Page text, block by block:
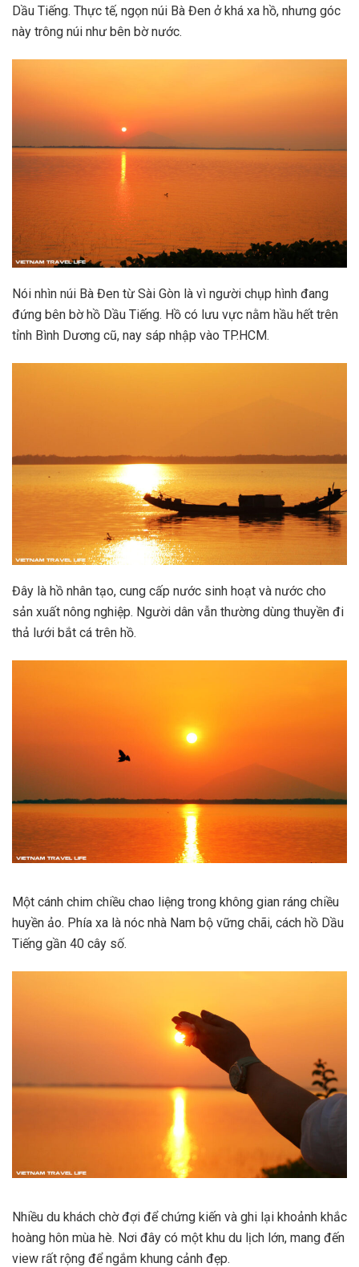
Dầu Tiếng. Thực tế, ngọn núi Bà Đen ở khá xa hồ, nhưng góc
này trông núi như bên bờ nước.
Nói nhìn núi Bà Đen từ Sài Gòn là vì người chụp hình đang
đứng bên bờ hồ Dầu Tiếng. Hồ có lưu vực nằm hầu hết trên
tỉnh Bình Dương cũ, nay sáp nhập vào TP.HCM.
Đây là hồ nhân tạo, cung cấp nước sinh hoạt và nước cho
sản xuất nông nghiệp. Người dân vẫn thường dùng thuyền đi
thả lưới bắt cá trên hồ.
Một cánh chim chiều chao liệng trong không gian ráng chiều
huyền ảo. Phía xa là nóc nhà Nam bộ vững chãi, cách hồ Dầu
Tiếng gần 40 cây số.
Nhiều du khách chờ đợi để chứng kiến và ghi lại khoảnh khắc
hoàng hôn mùa hè. Nơi đây có một khu du lịch lớn, mang đến
view rất rộng để ngắm khung cảnh đẹp.